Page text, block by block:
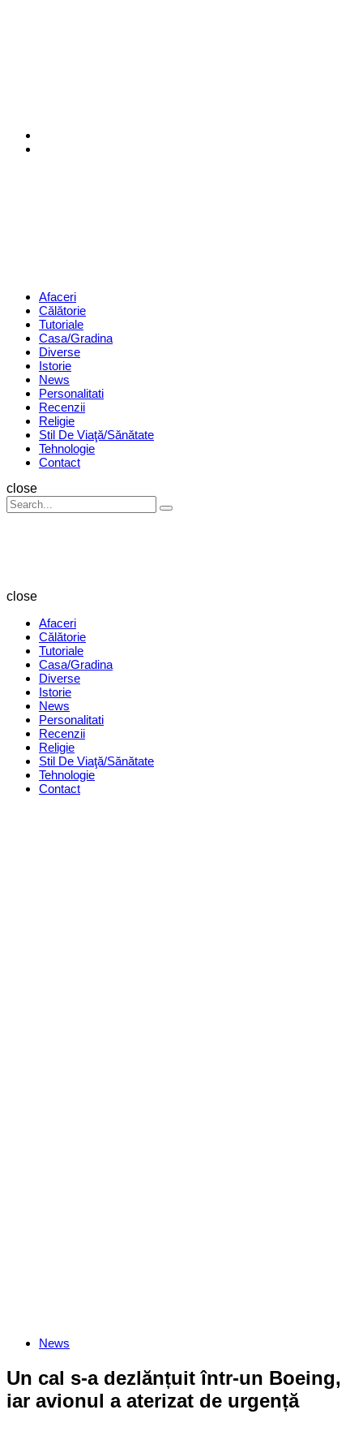
Menu Afaceri
Călătorie
Tutoriale
Casa/Gradina
Diverse
Istorie
News
Personalitati
Recenzii
Religie
Stil De Viaţă/Sănătate
Tehnologie
Contact
Search
close
Search
for:
Search
close
Afaceri
Călătorie
Tutoriale
Casa/Gradina
Diverse
Istorie
News
Personalitati
Recenzii
Religie
Stil De Viaţă/Sănătate
Tehnologie
Contact
Categories
News
Un cal s-a dezlănțuit într-un Boeing,
iar avionul a aterizat de urgență